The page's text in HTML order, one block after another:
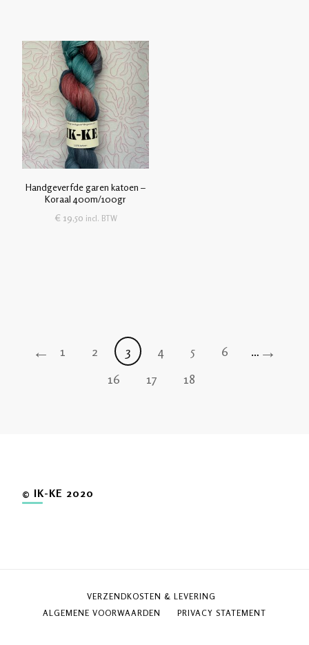
Handgeverfde garen katoen –
Koraal 400m/100gr
€ 19,50 incl. BTW
← 1 2 3 4 5 6
…
16
17 18
→
© IK-KE 2020
VERZENDKOSTEN & LEVERING
ALGEMENE VOORWAARDEN
PRIVACY STATEMENT